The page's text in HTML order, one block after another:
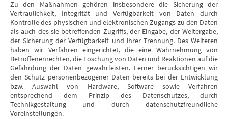
Zu den Maßnahmen gehören insbesondere die Sicherung der
Vertraulichkeit, Integrität und Verfügbarkeit von Daten durch
Kontrolle des physischen und elektronischen Zugangs zu den Daten
als auch des sie betreffenden Zugriffs, der Eingabe, der Weitergabe,
der Sicherung der Verfügbarkeit und ihrer Trennung. Des Weiteren
haben wir Verfahren eingerichtet, die eine Wahrnehmung von
Betroffenenrechten, die Löschung von Daten und Reaktionen auf die
Gefährdung der Daten gewährleisten. Ferner berücksichtigen wir
den Schutz personenbezogener Daten bereits bei der Entwicklung
bzw. Auswahl von Hardware, Software sowie Verfahren
entsprechend dem Prinzip des Datenschutzes, durch
Technikgestaltung und durch datenschutzfreundliche
Voreinstellungen.